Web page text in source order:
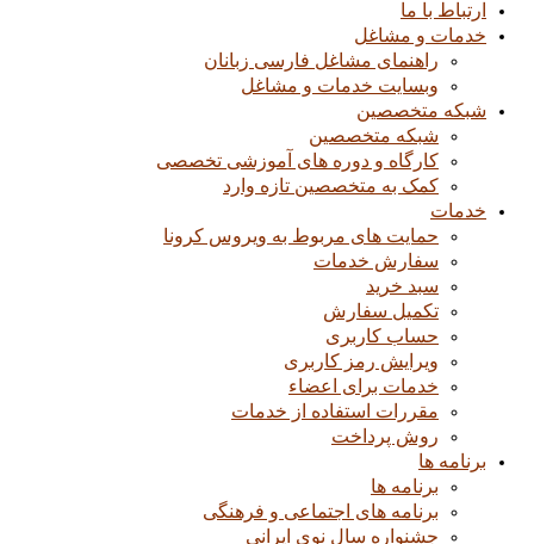
ارتباط با ما
خدمات و مشاغل
راهنمای مشاغل فارسی زبانان
وبسایت خدمات و مشاغل
شبکه متخصصین
شبکه متخصصین
کارگاه و دوره های آموزشی تخصصی
کمک به متخصصین تازه وارد
خدمات
حمایت های مربوط به ویروس کرونا
سفارش خدمات
سبد خرید
تکمیل سفارش
حساب کاربری
ویرایش رمز کاربری
خدمات برای اعضاء
مقررات استفاده از خدمات
روش پرداخت
برنامه ها
برنامه ها
برنامه های اجتماعی و فرهنگی
جشنواره سال نوی ایرانی